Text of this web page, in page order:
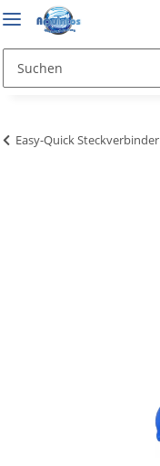
Easy-Quick Steckverbinder